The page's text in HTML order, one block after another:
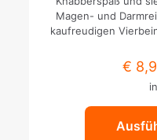
Magen- und
kaufreudigen
€